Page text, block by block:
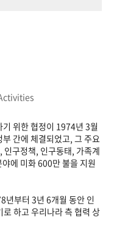
위한 협정이 1974년 3월
간에 체결되었고, 그 주요
구정책, 인구동태, 가족계
에 미화 600만 불을 지원
년부터 3년 6개월 동안 인
하고 우리나라 측 협력 상